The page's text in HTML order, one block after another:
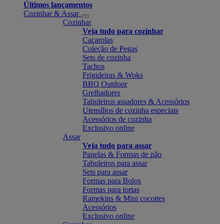
Últimos lançamentos
Cozinhar & Assar
Cozinhar
Veja tudo para cozinhar
Caçarolas
Coleção de Pegas
Sets de cozinha
Tachos
Frigideiras & Woks
BBQ Outdoor
Grelhadores
Tabuleiros assadores & Acessórios
Utensílios de cozinha especiais
Acessórios de cozinha
Exclusivo online
Assar
Veja tudo para assar
Panelas & Formas de pão
Tabuleiros para assar
Sets para assar
Formas para Bolos
Formas para tortas
Ramekins & Mini cocottes
Acessórios
Exclusivo online